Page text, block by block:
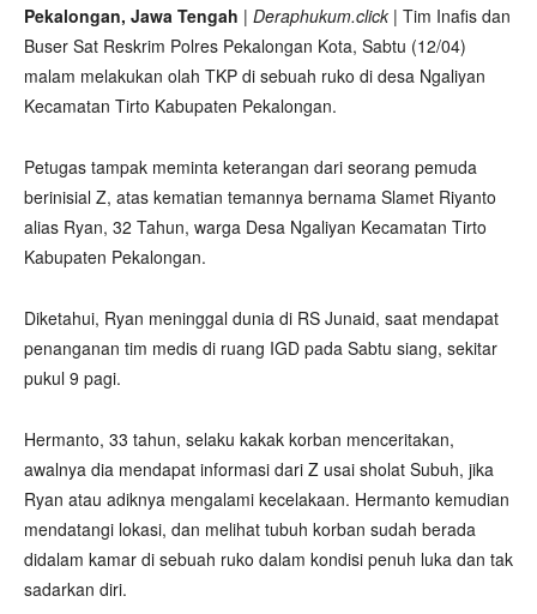
Pekalongan, Jawa Tengah | Deraphukum.click | Tim Inafis dan
Buser Sat Reskrim Polres Pekalongan Kota, Sabtu (12/04)
malam melakukan olah TKP di sebuah ruko di desa Ngaliyan
Kecamatan Tirto Kabupaten Pekalongan.
Petugas tampak meminta keterangan dari seorang pemuda
berinisial Z, atas kematian temannya bernama Slamet Riyanto
alias Ryan, 32 Tahun, warga Desa Ngaliyan Kecamatan Tirto
Kabupaten Pekalongan.
Diketahui, Ryan meninggal dunia di RS Junaid, saat mendapat
penanganan tim medis di ruang IGD pada Sabtu siang, sekitar
pukul 9 pagi.
Hermanto, 33 tahun, selaku kakak korban menceritakan,
awalnya dia mendapat informasi dari Z usai sholat Subuh, jika
Ryan atau adiknya mengalami kecelakaan. Hermanto kemudian
mendatangi lokasi, dan melihat tubuh korban sudah berada
didalam kamar di sebuah ruko dalam kondisi penuh luka dan tak
sadarkan diri.